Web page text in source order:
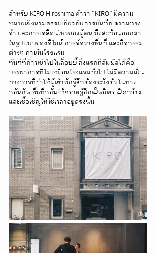
สำหรับ KIRO Hiroshima คำว่า “KIRO” มีความ
หมายเชิงนามธรรมเกี่ยวกับการบันทึก ความทรง
จำ และการเคลื่อนไหวของผู้คน ซึ่งสะท้อนออกมา
ในรูปแบบของดีไซน์ การจัดวางพื้นที่ และกิจกรรม
ต่างๆ ภายในโรงแรม
ทันทีที่ก้าวเข้าไปในล็อบบี้ สิ่งแรกที่สัมผัสได้คือ
บรรยากาศที่ไม่เหมือนโรงแรมทั่วไป ไม่มีความเป็น
ทางการที่ทำให้ผู้เข้าพักรู้สึกต้องระวังตัว ในทาง
กลับกัน พื้นที่กลับให้ความรู้สึกเป็นมิตร เปิดกว้าง
และเชื้อเชิญให้ใช้เวลาอยู่ตรงนั้น